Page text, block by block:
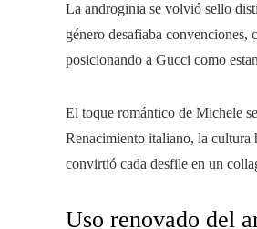
La androginia se volvió sello
género desafiaba convenciones,
posicionando a Gucci como
El toque romántico de Michele
Renacimiento italiano, la cultura
convirtió cada desfile en un
Uso renovado del